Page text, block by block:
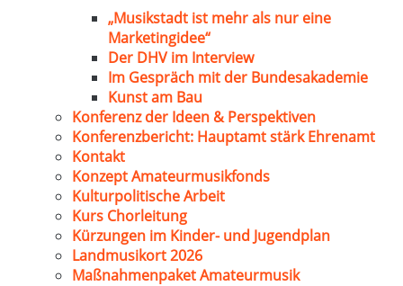
„Musikstadt ist mehr als nur eine
Marketingidee“
Der DHV im Interview
Im Gespräch mit der Bundesakademie
Kunst am Bau
Konferenz der Ideen & Perspektiven
Konferenzbericht: Hauptamt stärk Ehrenamt
Kontakt
Konzept Amateurmusikfonds
Kulturpolitische Arbeit
Kurs Chorleitung
Kürzungen im Kinder- und Jugendplan
Landmusikort 2026
Maßnahmenpaket Amateurmusik